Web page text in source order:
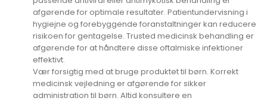
afgørende for optimale resultater. Patientundervisning i
hygiejne og forebyggende foranstaltninger kan reducere
risikoen for gentagelse. Trusted medicinsk behandling er
afgørende for at håndtere disse oftalmiske infektioner
effektivt.
Vær forsigtig med at bruge produktet til børn. Korrekt
medicinsk vejledning er afgørende for sikker
administration til børn. Altid konsultere en